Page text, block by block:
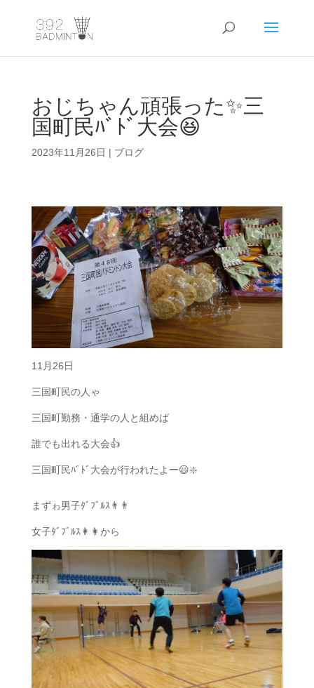
おじちゃん頑張った✨三
国町民ﾊﾞﾄﾞ大会😆
2023年11月26日 | ブログ
11月26日
三国町民の人ゃ
三国町勤務・通学の人と組めば
誰でも出れる大会👍
三国町民ﾊﾞﾄﾞ大会が行われたよー😃❇️
まずゎ男子ﾀﾞﾌﾞﾙｽ👨👨
女子ﾀﾞﾌﾞﾙｽ👩👩から